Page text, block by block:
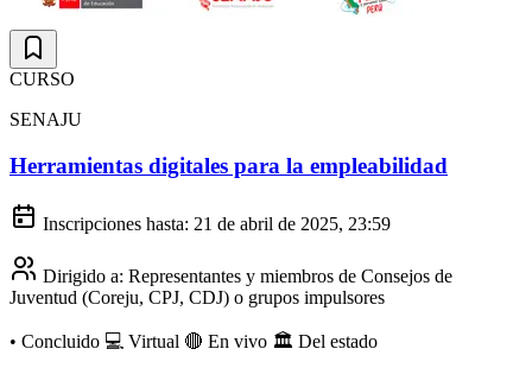
CURSO
SENAJU
Herramientas digitales para la empleabilidad
Inscripciones hasta: 21 de abril de 2025, 23:59
Dirigido a: Representantes y miembros de Consejos de
Juventud (Coreju, CPJ, CDJ) o grupos impulsores
• Concluido 💻 Virtual 🔴 En vivo 🏛️ Del estado